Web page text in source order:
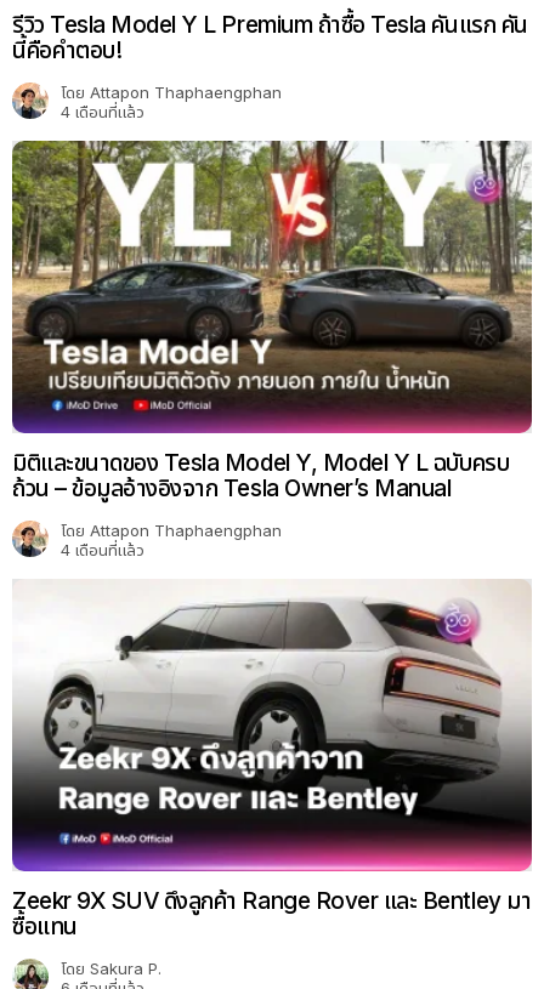
รีวิว Tesla Model Y L Premium ถ้าซื้อ Tesla คันแรก คัน
นี้คือคำตอบ!
โดย Attapon Thaphaengphan
4 เดือนที่แล้ว
มิติและขนาดของ Tesla Model Y, Model Y L ฉบับครบ
ถ้วน – ข้อมูลอ้างอิงจาก Tesla Owner’s Manual
โดย Attapon Thaphaengphan
4 เดือนที่แล้ว
Zeekr 9X SUV ดึงลูกค้า Range Rover และ Bentley มา
ซื้อแทน
โดย Sakura P.